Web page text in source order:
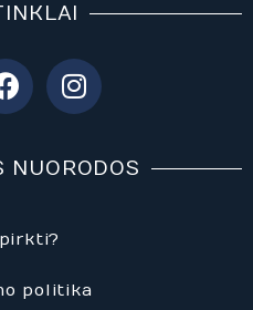
F
a
e
b
o
I
n
t
a
m
NUORODOS
politika